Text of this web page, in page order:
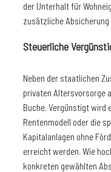
der Unterhalt für
zusätzliche
Steuerliche
Neben der staatlichen
privaten Altersvorsorge
Buche. Vergünstigt wird
Rentenmodell oder die
Kapitalanlagen ohne
erreicht werden. Wie
konkreten gewählten